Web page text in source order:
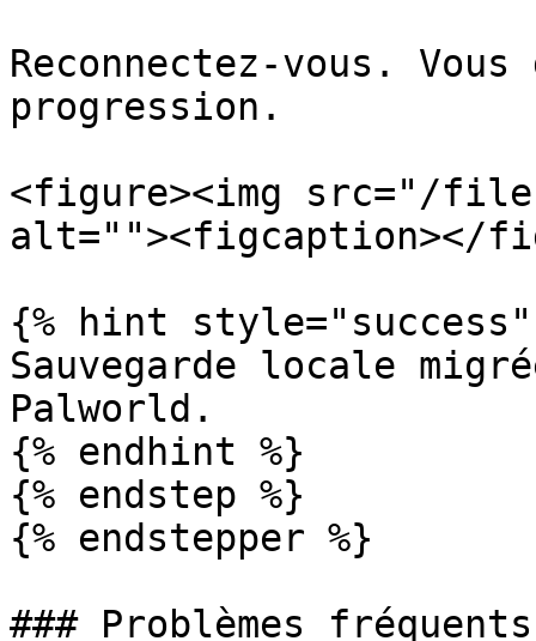
Reconnectez-vous.
progression.
<figure><img src="/files/
alt=""><figcaption></
{% hint style="success"
Sauvegarde locale
Palworld.
{% endhint %}
{% endstep %}
{% endstepper %}
### Problèmes fréquents